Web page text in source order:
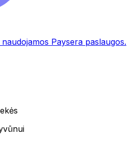
Paysera paslaugos.